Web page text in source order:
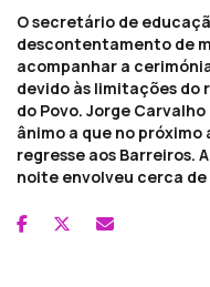
O secretário de
descontentamento de
acompanhar a
devido às limitações do
do Povo. Jorge
ânimo a que no
regresse aos Barreiros.
noite envolveu cerca de